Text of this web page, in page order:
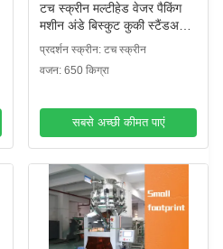
टच स्क्रीन मल्टीहेड वेजर पैकिंग
मशीन अंडे बिस्कुट कुकी स्टैंडअप
पॉच के लिए
प्रदर्शन स्क्रीन: टच स्क्रीन
वजन: 650 किग्रा
सबसे अच्छी कीमत पाएं